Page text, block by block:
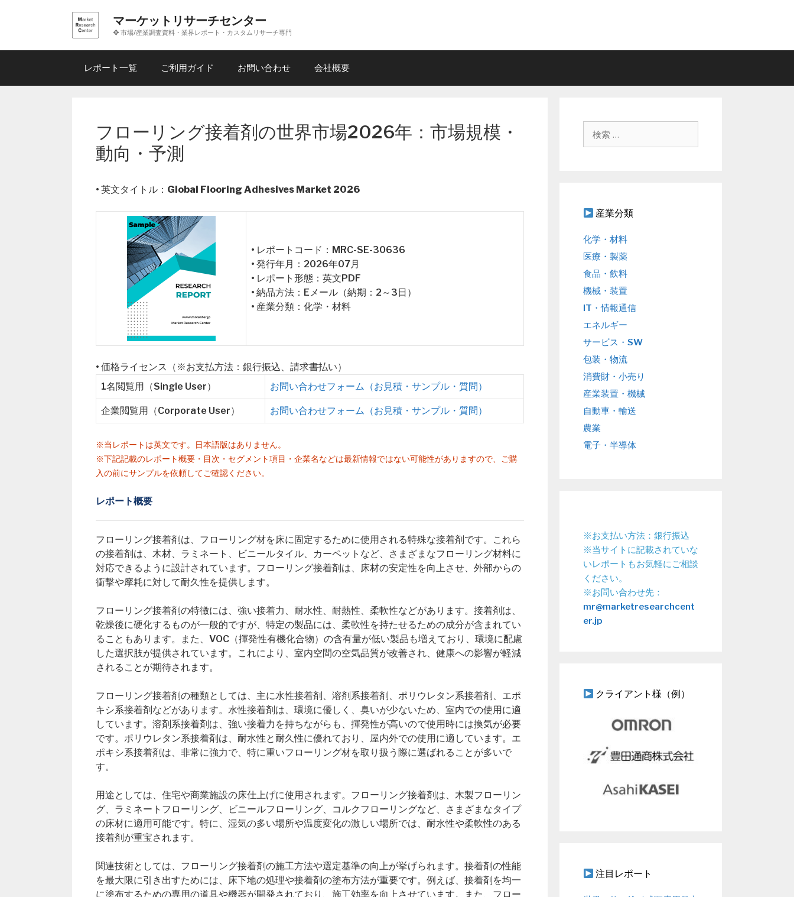
ン
マーケットリサーチセンター
❖ 市場/産業調査資料・業界レポート・カスタムリサーチ専門
レポート一覧 ご利用ガイド お問い合わせ 会社概要
フローリング接着剤の世界市場2026年：市場規模・
動向・予測
• 英文タイトル： Global Flooring Adhesives Market 2026
• レポートコード：MRC-SE-30636
• 発行年月：2026年07月
• レポート形態：英文PDF
• 納品方法：Eメール（納期：2～3日）
• 産業分類：化学・材料
• 価格ライセンス（※お支払方法：銀行振込、請求書払い）
1名閲覧用（Single User）
お問い合わせフォーム（お見積・サンプル・質問）
企業閲覧用（Corporate User） お問い合わせフォーム（お見積・サンプル・質問）
※当レポートは英文です。日本語版はありません。
※下記記載のレポート概要・目次・セグメント項目・企業名などは最新情報ではない可能性がありますので、ご購
入の前にサンプルを依頼してご確認ください。
レポート概要
フローリング接着剤は、フローリング材を床に固定するために使用される特殊な接着剤です。これら
の接着剤は、木材、ラミネート、ビニールタイル、カーペットなど、さまざまなフローリング材料に
対応できるように設計されています。フローリング接着剤は、床材の安定性を向上させ、外部からの
衝撃や摩耗に対して耐久性を提供します。
フローリング接着剤の特徴には、強い接着力、耐水性、耐熱性、柔軟性などがあります。接着剤は、
乾燥後に硬化するものが一般的ですが、特定の製品には、柔軟性を持たせるための成分が含まれてい
ることもあります。また、VOC（揮発性有機化合物）の含有量が低い製品も増えており、環境に配慮
した選択肢が提供されています。これにより、室内空間の空気品質が改善され、健康への影響が軽減
されることが期待されます。
フローリング接着剤の種類としては、主に水性接着剤、溶剤系接着剤、ポリウレタン系接着剤、エポ
キシ系接着剤などがあります。水性接着剤は、環境に優しく、臭いが少ないため、室内での使用に適
しています。溶剤系接着剤は、強い接着力を持ちながらも、揮発性が高いので使用時には換気が必要
です。ポリウレタン系接着剤は、耐水性と耐久性に優れており、屋内外での使用に適しています。エ
ポキシ系接着剤は、非常に強力で、特に重いフローリング材を取り扱う際に選ばれることが多いで
す。
用途としては、住宅や商業施設の床仕上げに使用されます。フローリング接着剤は、木製フローリン
グ、ラミネートフローリング、ビニールフローリング、コルクフローリングなど、さまざまなタイプ
の床材に適用可能です。特に、湿気の多い場所や温度変化の激しい場所では、耐水性や柔軟性のある
接着剤が重宝されます。
関連技術としては、フローリング接着剤の施工方法や選定基準の向上が挙げられます。接着剤の性能
を最大限に引き出すためには、床下地の処理や接着剤の塗布方法が重要です。例えば、接着剤を均一
に塗布するための専用の道具や機器が開発されており、施工効率を向上させています。また、フロー
産業分類
化学・材料
医療・製薬
食品・飲料
機械・装置
IT・情報通信
エネルギー
サービス・SW
包装・物流
消費財・小売り
産業装置・機械
自動車・輸送
農業
電子・半導体
※お支払い方法：銀行振込
※当サイトに記載されていな
いレポートもお気軽にご相談
ください。
※お問い合わせ先：
mr@marketresearchcent
er.jp
クライアント様（例）
注目レポート